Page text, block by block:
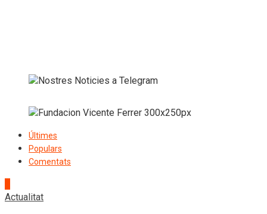
Últimes
Populars
Comentats
Actualitat